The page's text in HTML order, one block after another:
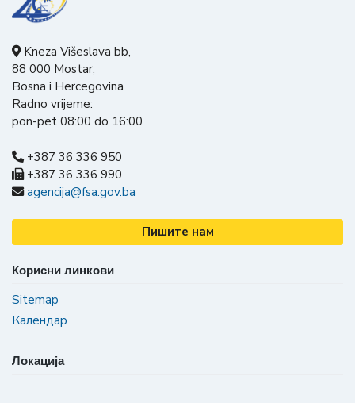
Kneza Višeslava bb,
88 000 Mostar,
Bosna i Hercegovina
Radno vrijeme:
pon-pet 08:00 do 16:00
+387 36 336 950
+387 36 336 990
agencija@fsa.gov.ba
Пишите нам
Корисни линкови
Sitemap
Календар
Локација